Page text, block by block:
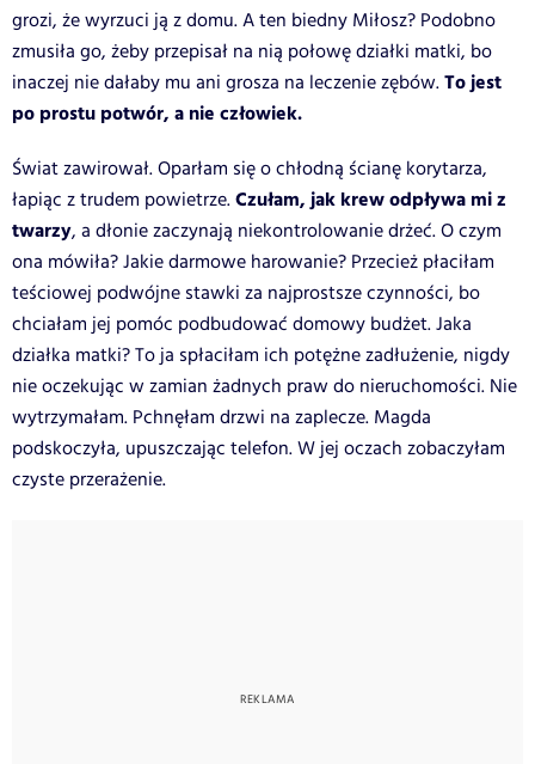
grozi, że wyrzuci ją z domu. A ten biedny Miłosz? Podobno
zmusiła go, żeby przepisał na nią połowę działki matki, bo
inaczej nie dałaby mu ani grosza na leczenie zębów.To jest
po prostu potwór, a nie człowiek.
Świat zawirował. Oparłam się o chłodną ścianę korytarza,
łapiąc z trudem powietrze.Czułam, jak krew odpływa mi z
twarzy, a dłonie zaczynają niekontrolowanie drżeć. O czym
ona mówiła? Jakie darmowe harowanie? Przecież płaciłam
teściowej podwójne stawki za najprostsze czynności, bo
chciałam jej pomóc podbudować domowy budżet. Jaka
działka matki? To ja spłaciłam ich potężne zadłużenie, nigdy
nie oczekując w zamian żadnych praw do nieruchomości. Nie
wytrzymałam. Pchnęłam drzwi na zaplecze. Magda
podskoczyła, upuszczając telefon. W jej oczach zobaczyłam
czyste przerażenie.